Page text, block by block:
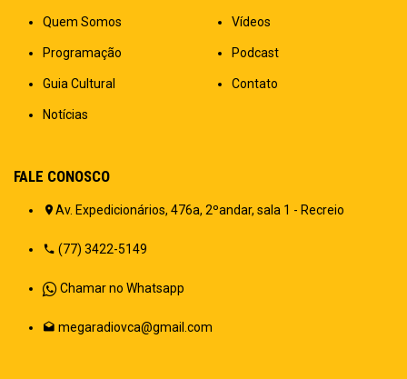
Quem Somos
Programação
Guia Cultural
Notícias
Vídeos
Podcast
Contato
FALE CONOSCO
Av. Expedicionários, 476a, 2ºandar, sala 1 - Recreio
(77) 3422-5149
Chamar no Whatsapp
megaradiovca@gmail.com